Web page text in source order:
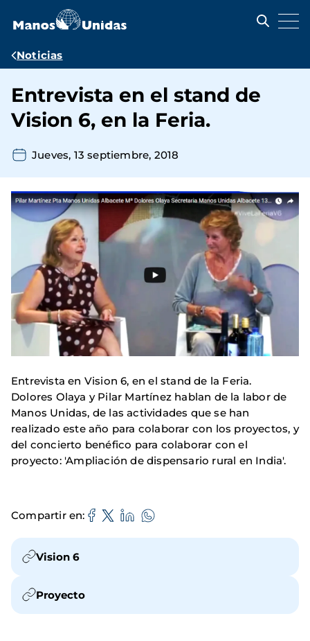
contenido
Ruta
navegación
Noticias
Entrevista en el stand de
Vision 6, en la Feria.
Jueves, 13 septiembre, 2018
Entrevista en Vision 6, en el stand de la Feria.
Dolores Olaya y Pilar Martínez hablan de la labor de
Manos Unidas, de las actividades que se han
realizado este año para colaborar con los proyectos, y
del concierto benéfico para colaborar con el
proyecto: 'Ampliación de dispensario rural en India'.
Compartir en
Vision 6
Proyecto